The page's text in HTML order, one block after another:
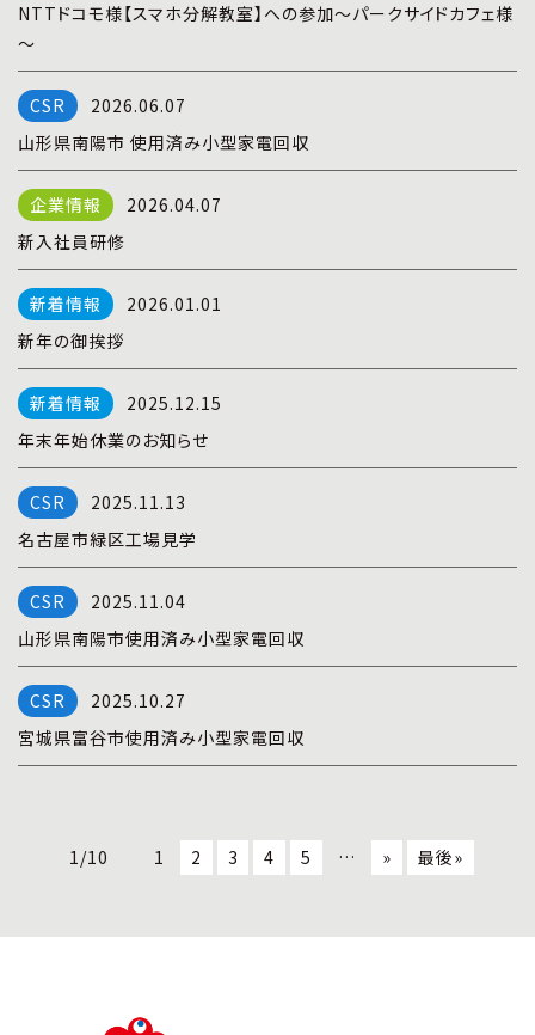
NTTドコモ様【スマホ分解教室】への参加～パークサイドカフェ様
～
2026.06.07
山形県南陽市 使用済み小型家電回収
2026.04.07
新入社員研修
2026.01.01
新年の御挨拶
2025.12.15
年末年始休業のお知らせ
2025.11.13
名古屋市緑区工場見学
2025.11.04
山形県南陽市使用済み小型家電回収
2025.10.27
宮城県富谷市使用済み小型家電回収
1/10 1 2 3 4 5 … » 最後»